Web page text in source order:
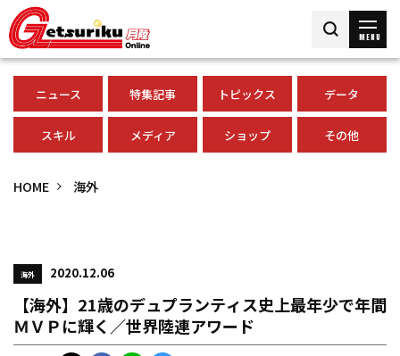
MENU
ニュース 特集記事 トピックス データ
スキル メディア ショップ その他
HOME 海外
海外 2020.12.06
【海外】21歳のデュプランティス史上最年少で年間
ＭＶＰに輝く／世界陸連アワード